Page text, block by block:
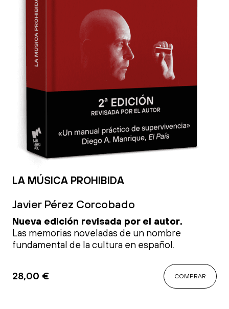
LA MÚSICA PROHIBIDA
Javier Pérez Corcobado
Nueva edición revisada por el autor.
Las memorias noveladas de un nombre
fundamental de la cultura en español.
28,00 € COMPRAR